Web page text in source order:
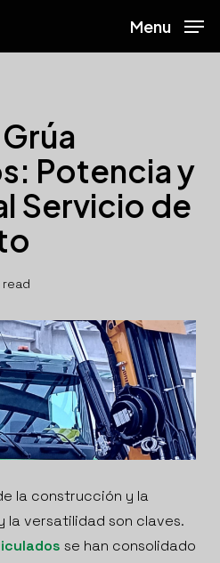
Menu
Potencia y
Servicio de
read
la construcción y la
la versatilidad son claves.
se han consolidado